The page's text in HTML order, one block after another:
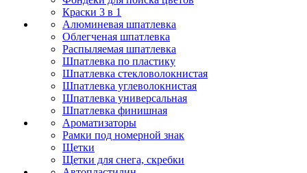
Краски 3 в 1
Алюминевая шпатлевка
Облегченая шпатлевка
Распыляемая шпатлевка
Шпатлевка по пластику
Шпатлевка стекловолокнистая
Шпатлевка углеволокнистая
Шпатлевка универсальная
Шпатлевка финишная
Ароматизаторы
Рамки под номерной знак
Щетки
Щетки для снега, скребки